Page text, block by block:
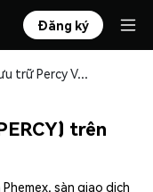
Đăng ký
Mua và lưu trữ Percy Verence (PERCY) an toàn
trên
sàn giao dịch